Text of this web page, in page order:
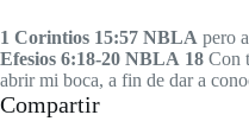
1 Corintios 15:57 NBLA pero
Efesios 6:18-20 NBLA 18 Con
abrir mi boca, a fin de dar a
Compartir